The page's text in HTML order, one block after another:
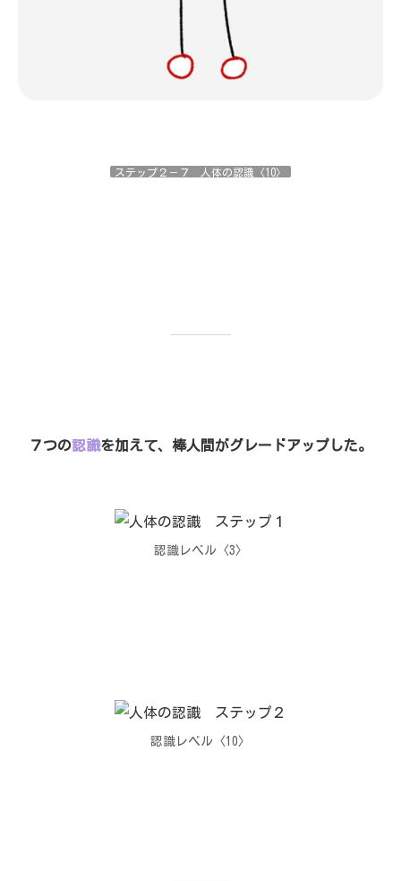
ステップ２－７ 人体の認識〈10〉
７つの認識を加えて、棒人間がグレードアップした。
認識レベル〈3〉
認識レベル〈10〉